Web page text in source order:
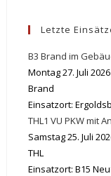
Letzte
B3 Brand im
Montag 27. Juli 2026
Brand
Einsatzort:
THL1 VU PKW mit
Samstag 25. Juli
THL
Einsatzort: B15